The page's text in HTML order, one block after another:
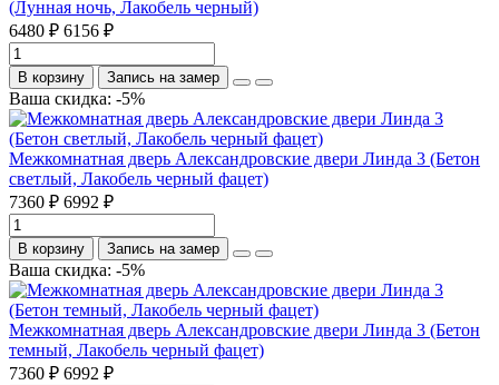
(Лунная ночь, Лакобель черный)
6480 ₽ 6156 ₽
В корзину Запись на замер
Ваша скидка: -5%
Межкомнатная дверь Александровские двери Линда 3 (Бетон
светлый, Лакобель черный фацет)
7360 ₽ 6992 ₽
В корзину Запись на замер
Ваша скидка: -5%
Межкомнатная дверь Александровские двери Линда 3 (Бетон
темный, Лакобель черный фацет)
7360 ₽ 6992 ₽